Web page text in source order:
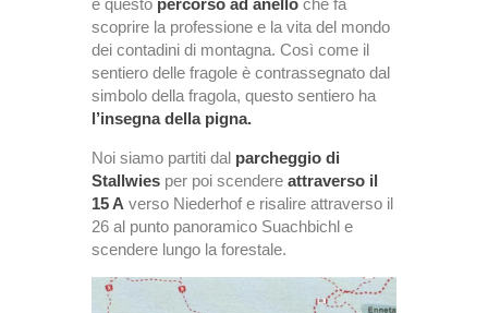
scoprire la professione e la vita del mondo
dei contadini di montagna. Così come il
sentiero delle fragole è contrassegnato dal
simbolo della fragola, questo sentiero ha
l’insegna della pigna.
Noi siamo partiti dal parcheggio di
Stallwies per poi scendere attraverso il
15 A verso Niederhof e risalire attraverso il
26 al punto panoramico Suachbichl e
scendere lungo la forestale.